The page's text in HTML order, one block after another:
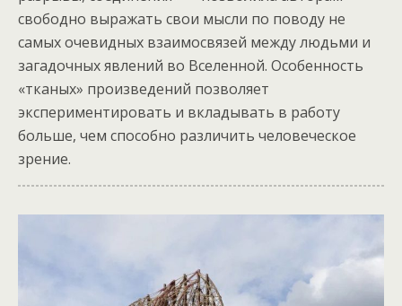
свободно выражать свои мысли по поводу не
самых очевидных взаимосвязей между людьми и
загадочных явлений во Вселенной. Особенность
«тканых» произведений позволяет
экспериментировать и вкладывать в работу
больше, чем способно различить человеческое
зрение.